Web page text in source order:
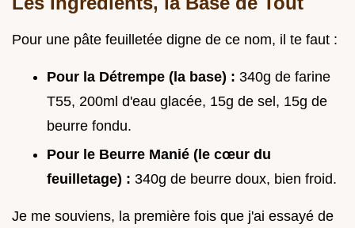
Pour une pâte feuilletée digne de ce nom, il te faut :
Pour la Détrempe (la base) : 340g de farine
T55, 200ml d'eau glacée, 15g de sel, 15g de
beurre fondu.
Pour le Beurre Manié (le cœur du
feuilletage) : 340g de beurre doux, bien froid.
Je me souviens, la première fois que j'ai essayé de